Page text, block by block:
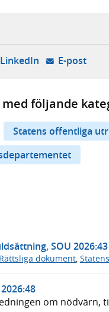
ny flik, extern
i ny flik, extern
LinkedIn- öppnas i ny
E-post-
följande
Statens offentliga
SOU 2026:43
Rättsliga dokument
om